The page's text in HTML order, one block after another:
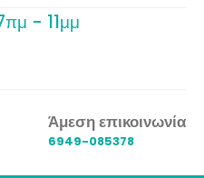
- 11μμ
Άμεση επικοινωνία
6949-085378